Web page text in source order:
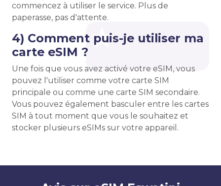
commencez à utiliser le service. Plus de
paperasse, pas d'attente.
4) Comment puis-je utiliser ma
carte eSIM ?
Une fois que vous avez activé votre eSIM, vous
pouvez l'utiliser comme votre carte SIM
principale ou comme une carte SIM secondaire.
Vous pouvez également basculer entre les cartes
SIM à tout moment que vous le souhaitez et
stocker plusieurs eSIMs sur votre appareil.